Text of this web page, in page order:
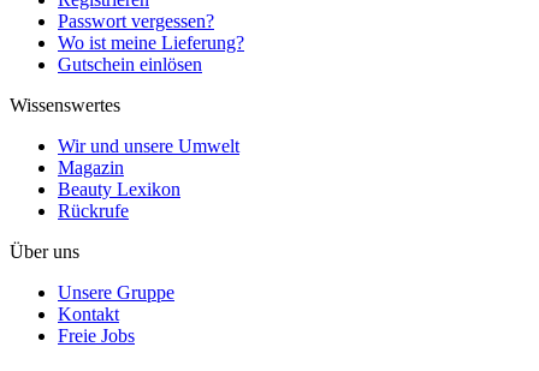
Passwort vergessen?
Wo ist meine Lieferung?
Gutschein einlösen
Wissenswertes
Wir und unsere Umwelt
Magazin
Beauty Lexikon
Rückrufe
Über uns
Unsere Gruppe
Kontakt
Freie Jobs